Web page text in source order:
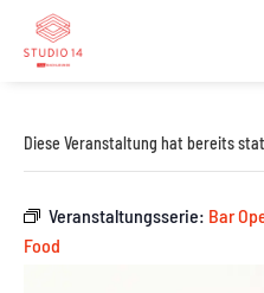
Diese Veranstaltung hat bereits
Veranstaltungsserie: Bar
Food